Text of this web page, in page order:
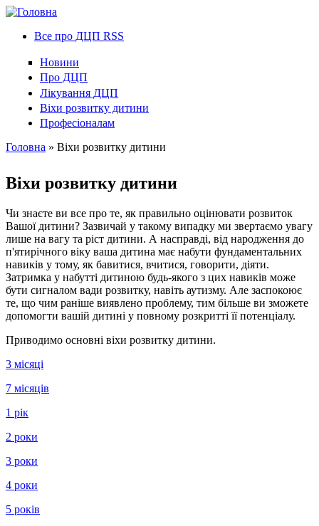
Все про ДЦП RSS
Новини
Про ДЦП
Лікування ДЦП
Віхи розвитку дитини
Професіоналам
Головна » Віхи розвитку дитини
Віхи розвитку дитини
Чи знаєте ви все про те, як правильно оцінювати розвиток
Вашої дитини? Зазвичай у такому випадку ми звертаємо увагу
лише на вагу та ріст дитини. А насправді, від народження до
п'ятирічного віку ваша дитина має набути фундаментальних
навиків у тому, як бавитися, вчитися, говорити, діяти.
Затримка у набутті дитиною будь-якого з цих навиків може
бути сигналом вади розвитку, навіть аутизму. Але заспокоює
те, що чим раніше виявлено проблему, тим більше ви зможете
допомогти вашій дитині у повному розкритті її потенціалу.
Приводимо основні віхи розвитку дитини.
3 місяці
7 місяців
1 рік
2 роки
3 роки
4 роки
5 років